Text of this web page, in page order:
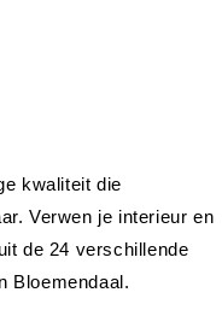
kwaliteit die
Verwen je interieur en
de 24 verschillende
Bloemendaal.